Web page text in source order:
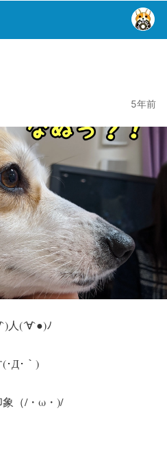
5年前
人(´∀`●)ﾉ
･Д･｀)
（/・ω・)/